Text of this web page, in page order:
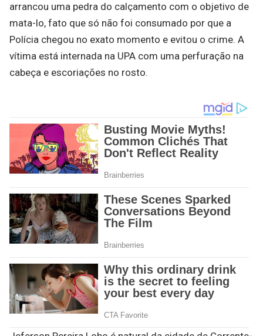
arrancou uma pedra do calçamento com o objetivo de
mata-lo, fato que só não foi consumado por que a
Polícia chegou no exato momento e evitou o crime. A
vítima está internada na UPA com uma perfuração na
cabeça e escoriações no rosto.